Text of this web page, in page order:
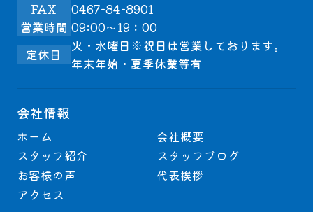
FAX
0467-84-8901
営業時間 09:00～19：00
定休日
火・水曜日※祝日は営業しております。
年末年始・夏季休業等有
会社情報
ホーム
会社概要
スタッフ紹介
スタッフブログ
お客様の声
代表挨拶
アクセス